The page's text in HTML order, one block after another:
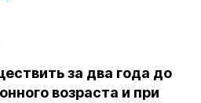
за два года до
возраста и при